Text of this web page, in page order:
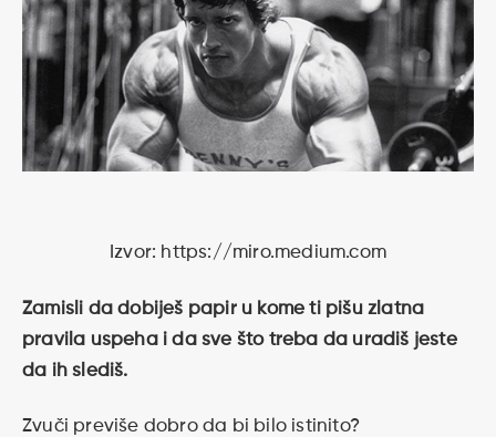
Izvor: https://miro.medium.com
Zamisli da dobiješ papir u kome ti pišu zlatna
pravila uspeha i da sve što treba da uradiš jeste
da ih slediš.
Zvuči previše dobro da bi bilo istinito?